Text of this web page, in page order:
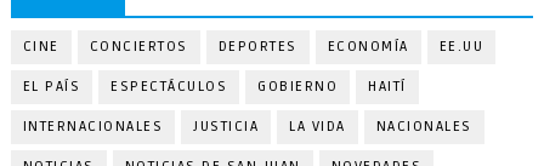
CINE CONCIERTOS DEPORTES ECONOMÍA EE.UU
EL PAÍS ESPECTÁCULOS GOBIERNO HAITÍ
INTERNACIONALES JUSTICIA LA VIDA NACIONALES